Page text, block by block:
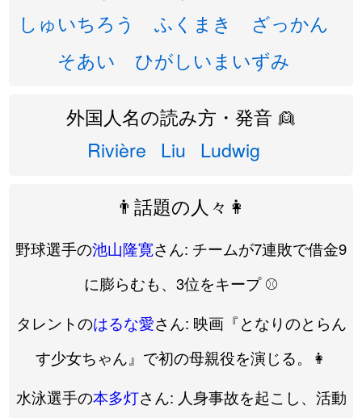
しゅいちろう
ふくまき
ざっかん
そあい
ひがしいまいずみ
外国人名の読み方・発音 👱
Rivière Liu Ludwig
👨話題の人々👩
野球選手の池山隆寛さん: チームが7連敗で借金9
に膨らむも、3位をキープ ⚾️
タレントのはるな愛さん: 映画『となりのとらん
す少女ちゃん』で初の母親役を演じる。👩
水泳選手の本多灯さん: 人身事故を起こし、活動